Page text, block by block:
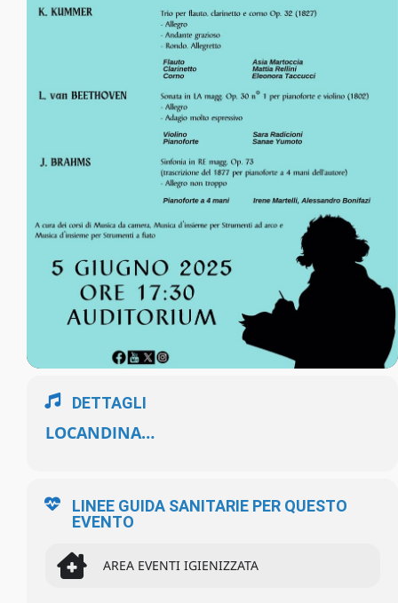
DETTAGLI
LOCANDINA…
LINEE GUIDA SANITARIE PER QUESTO
EVENTO
AREA EVENTI IGIENIZZATA